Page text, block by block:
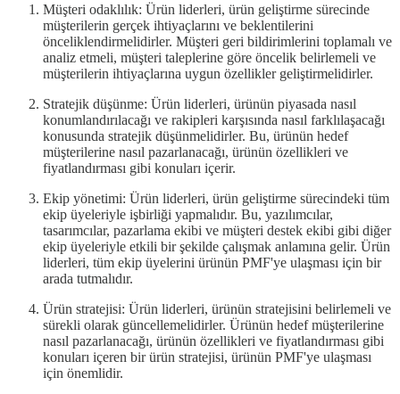
Müşteri odaklılık: Ürün liderleri, ürün geliştirme sürecinde
müşterilerin gerçek ihtiyaçlarını ve beklentilerini
önceliklendirmelidirler. Müşteri geri bildirimlerini toplamalı ve
analiz etmeli, müşteri taleplerine göre öncelik belirlemeli ve
müşterilerin ihtiyaçlarına uygun özellikler geliştirmelidirler.
Stratejik düşünme: Ürün liderleri, ürünün piyasada nasıl
konumlandırılacağı ve rakipleri karşısında nasıl farklılaşacağı
konusunda stratejik düşünmelidirler. Bu, ürünün hedef
müşterilerine nasıl pazarlanacağı, ürünün özellikleri ve
fiyatlandırması gibi konuları içerir.
Ekip yönetimi: Ürün liderleri, ürün geliştirme sürecindeki tüm
ekip üyeleriyle işbirliği yapmalıdır. Bu, yazılımcılar,
tasarımcılar, pazarlama ekibi ve müşteri destek ekibi gibi diğer
ekip üyeleriyle etkili bir şekilde çalışmak anlamına gelir. Ürün
liderleri, tüm ekip üyelerini ürünün PMF'ye ulaşması için bir
arada tutmalıdır.
Ürün stratejisi: Ürün liderleri, ürünün stratejisini belirlemeli ve
sürekli olarak güncellemelidirler. Ürünün hedef müşterilerine
nasıl pazarlanacağı, ürünün özellikleri ve fiyatlandırması gibi
konuları içeren bir ürün stratejisi, ürünün PMF'ye ulaşması
için önemlidir.